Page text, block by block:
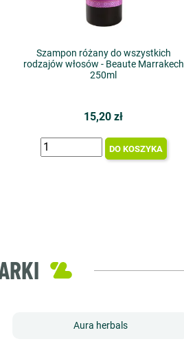
Szampon różany do wszystkich
rodzajów włosów - Beaute Marrakech
250ml
15,20 zł
DO KOSZYKA
Aura herbals